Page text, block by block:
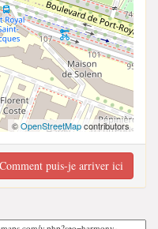
©OpenStreetMapcontributors
puis-je arriver ici